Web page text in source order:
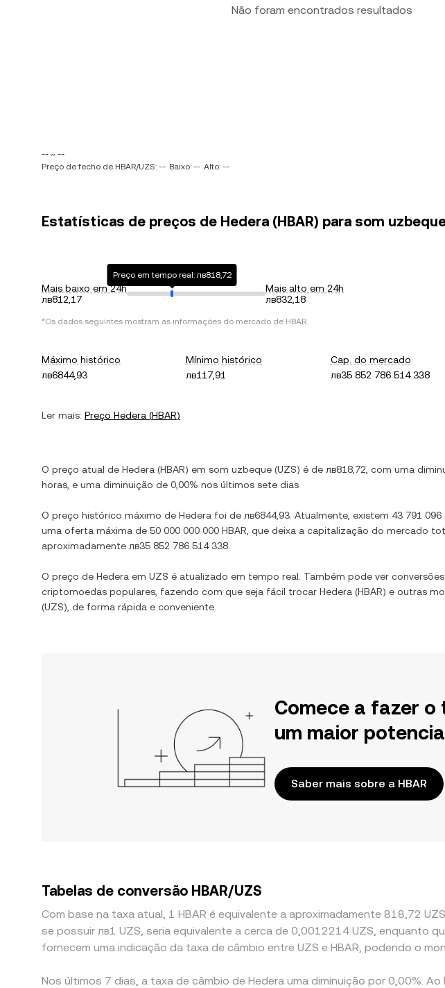
Não foram encontrados resultados
-- ~ --
Preço de fecho de HBAR/UZS: -- Baixo: -- Alto: --
Estatísticas de preços de Hedera (HBAR) para som
Mais baixo em 24h
лв812,17
Preço em tempo real: лв818,72
Mais alto em 24h
лв832,18
*Os dados seguintes mostram as informações do mercado de HBAR.
Máximo histórico
лв6844,93
Mínimo histórico
лв117,91
Cap. do mercado
лв35 852 786 514 338
Ler mais: Preço Hedera (HBAR)
O preço atual de Hedera (HBAR) em som uzbeque (UZS) é de лв818,72 , com uma
horas, e uma diminuição de 0,00% nos últimos sete dias
O preço histórico máximo de Hedera foi de лв6844,93 . Atualmente, existem 43 791 096
uma oferta máxima de 50 000 000 000 HBAR , que deixa a capitalização do mercado
aproximadamente лв35 852 786 514 338
O preço de Hedera em UZS é atualizado em tempo real. Também pode ver
criptomoedas populares, fazendo com que seja fácil trocar Hedera (HBAR) e outras
(UZS), de forma rápida e conveniente.
Comece a fazer o
um maior
Saber mais sobre a HBAR
Tabelas de conversão HBAR/UZS
Com base na taxa atual, 1 HBAR é equivalente a aproximadamente 818,72
se possuir лв1 UZS, seria equivalente a cerca de 0,0012214 UZS, enquanto
fornecem uma indicação da taxa de câmbio entre UZS e HBAR, podendo o
Nos últimos 7 dias, a taxa de câmbio de Hedera uma diminuição por 0,00%.